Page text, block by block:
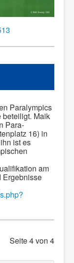
Paralympics
beteiligt. Maik
Para-
16) in
ist es
am
Ergebnisse
Seite 4 von 4